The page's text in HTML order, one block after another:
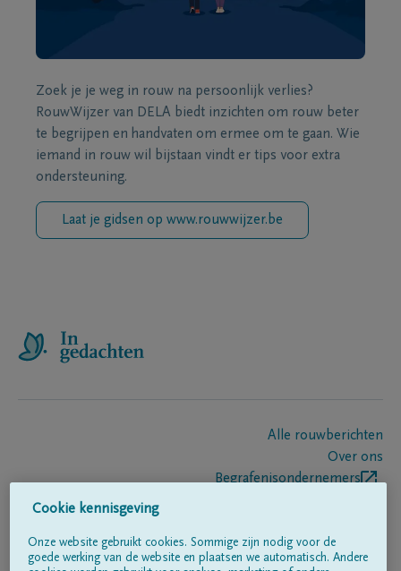
Zoek je je weg in rouw na persoonlijk verlies?
RouwWijzer van DELA biedt inzichten om rouw beter
te begrijpen en handvaten om ermee om te gaan. Wie
iemand in rouw wil bijstaan vindt er tips voor extra
ondersteuning.
Laat je gidsen op www.rouwwijzer.be
Alle rouwberichten
Over ons
Begrafenisondernemers
Volg ons op
Cookie kennisgeving
Onze website gebruikt cookies. Sommige zijn nodig voor de
goede werking van de website en plaatsen we automatisch. Andere